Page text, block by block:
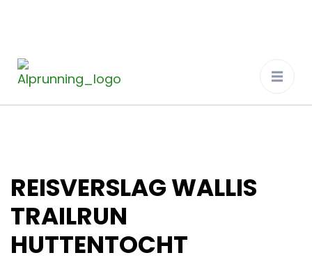
Alprunning
De ultieme trailrun ervaring in de Alpen
REISVERSLAG WALLIS
TRAILRUN
HUTTENTOCHT